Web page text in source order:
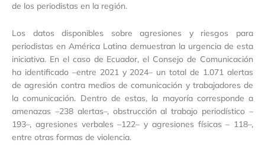
de los periodistas en la región.
Los datos disponibles sobre agresiones y riesgos para
periodistas en América Latina demuestran la urgencia de esta
iniciativa. En el caso de Ecuador, el Consejo de Comunicación
ha identificado –entre 2021 y 2024– un total de 1.071 alertas
de agresión contra medios de comunicación y trabajadores de
la comunicación. Dentro de estas, la mayoría corresponde a
amenazas –238 alertas–, obstrucción al trabajo periodístico –
193–, agresiones verbales –122– y agresiones físicas – 118–,
entre otras formas de violencia.